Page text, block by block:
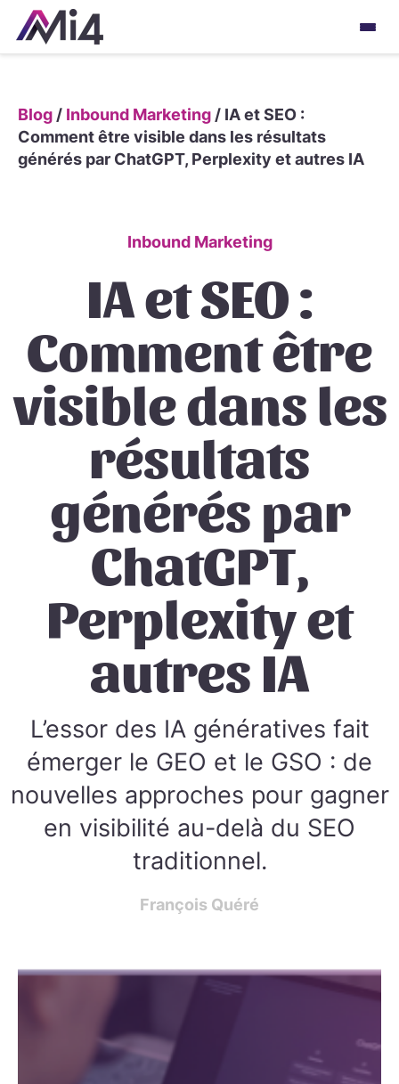
Blog / Inbound Marketing / IA et SEO :
Comment être visible dans les résultats
générés par ChatGPT, Perplexity et autres IA
Inbound Marketing
IA et SEO :
Comment être
visible dans les
résultats
générés par
ChatGPT,
Perplexity et
autres IA
L’essor des IA génératives fait
émerger le GEO et le GSO : de
nouvelles approches pour gagner
en visibilité au-delà du SEO
traditionnel.
François Quéré